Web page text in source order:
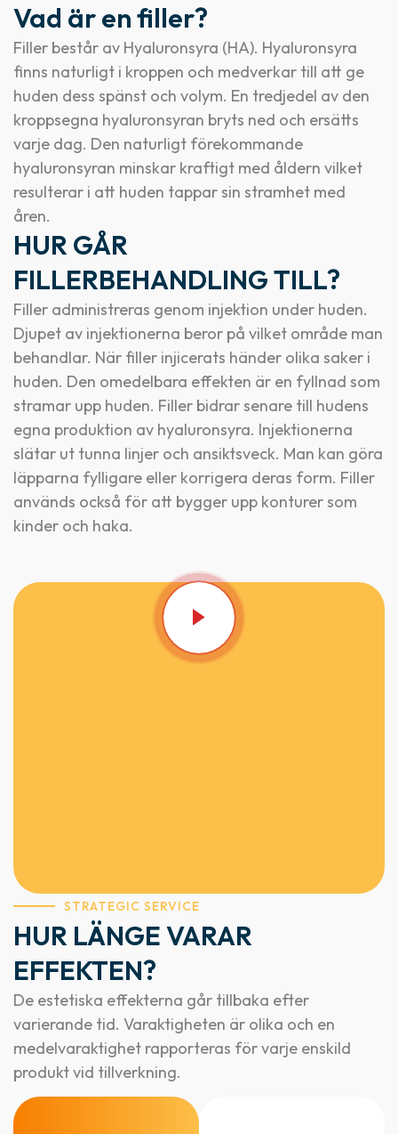
Vad är en filler?
Filler består av Hyaluronsyra (HA). Hyaluronsyra
finns naturligt i kroppen och medverkar till att ge
huden dess spänst och volym. En tredjedel av den
kroppsegna hyaluronsyran bryts ned och ersätts
varje dag. Den naturligt förekommande
hyaluronsyran minskar kraftigt med åldern vilket
resulterar i att huden tappar sin stramhet med
åren.
HUR GÅR
FILLERBEHANDLING TILL?
Filler administreras genom injektion under huden.
Djupet av injektionerna beror på vilket område man
behandlar. När filler injicerats händer olika saker i
huden. Den omedelbara effekten är en fyllnad som
stramar upp huden. Filler bidrar senare till hudens
egna produktion av hyaluronsyra. Injektionerna
slätar ut tunna linjer och ansiktsveck. Man kan göra
läpparna fylligare eller korrigera deras form. Filler
används också för att bygger upp konturer som
kinder och haka.
STRATEGIC SERVICE
HUR LÄNGE VARAR
EFFEKTEN?
De estetiska effekterna går tillbaka efter
varierande tid. Varaktigheten är olika och en
medelvaraktighet rapporteras för varje enskild
produkt vid tillverkning.